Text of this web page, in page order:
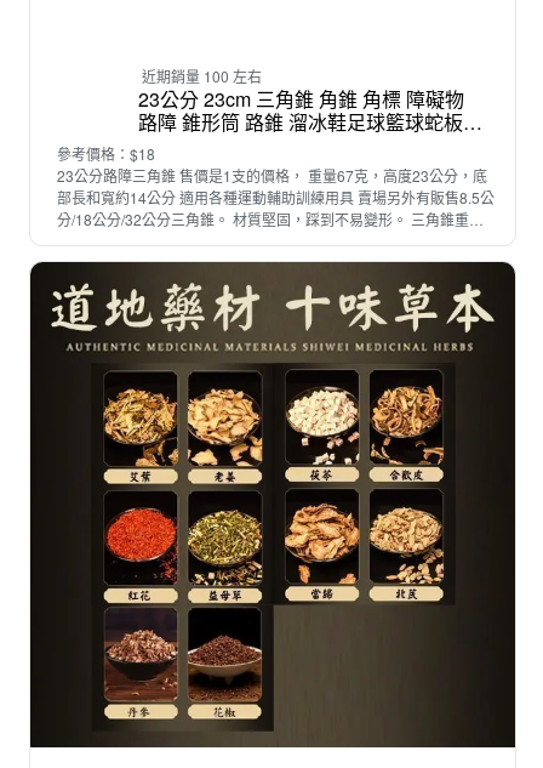
近期銷量 100 左右
23公分 23cm 三角錐 角錐 角標 障礙物
路障 錐形筒 路錐 溜冰鞋足球籃球蛇板滑
板路跑 直排輪三角錐 cones
參考價格：$18
23公分路障三角錐 售價是1支的價格， 重量67克，高度23公分，底
部長和寬約14公分 適用各種運動輔助訓練用具 賣場另外有販售8.5公
分/18公分/32公分三角錐。 材質堅固，踩到不易變形。 三角錐重疊
在一起，要分開的時候，建議用左右來回轉開的方式，延長三角錐使
用壽命。 📣23公分的三角錐數量充足，若有需大量採購，歡迎聯繫
賣家唷✌️✌️ 賣場另有販售 👉 大收納袋可裝23cm--最多裝50個三角錐
，及其他體育用品 👉 三角錐8.5公分 👉 三角錐18公分 👉 三角錐32
公分 👉 圓形角錐 直排輪角錐 足球訓練用三角錐 足球 籃球 排球 棒
球 直排輪三角錐 直排輪專用三角錐 路障錐 反光錐 警示錐 交通錐 安
全錐 反光錐警示錐 安全警示錐 安全警示錐桶 道路警示錐 三角錐路
障 反光錐桶 地錐 路錐套 反光路錐套 加厚塑料錐 停車錐 汽車防撞錐
三角錐 訓練 交通反光錐 錐柄 防撞錐 塑料三角錐 隔離錐 吊錐 橡膠反
光錐 橡膠錐 禁止停車錐 塑料錐 運動用品用具 健身器材 戶外輪滑運
動 訓練比賽表演輪滑樁 訓練障礙物 角錐 障礙 價格最便宜的三角錐
輪滑板 滑板漂移 溜冰 雙龍板 鏢腳 鏢角 標角 標腳 飄移板 溜冰鞋 路
障腳 小型三角錐 迷你三角錐 18公分18cm 7吋 橙色 桔色 橘色 黃色
藍色 紅色 綠色 三角錐 直排輪鞋 溜冰鞋 錐形筒 路錐 障礙物 路障 足
球 蛇板 滑板 舞會道具 套圈圈遊戲 腳踏車訓練 腳踏車訓練用三角錐
機車訓練 機車訓練用三角錐 騎機車訓練 騎機車訓練用三角錐 開車訓
練用路障 橄欖球 敏捷梯 速度訓練 繩梯 8.5公分 23公分 8.5cm 23cm
38公分 38cm 9吋 48公分角錐組 兒童直排輪溜冰鞋 帶孔三角錐 多功
能．30CM．帶孔三角錐 各項體能、運動、訓練可用 田徑 田徑場 路
跑專用三角錐 路跑 飛碟盤 30公分三角錐+100公分長桿、多功能、
直排輪、足球訓練、幼兒訓練、敏捷訓練、田徑、多種用途 三角錐
哪裡買 直排輪三角錐哪裡買 推薦 site:tw cones cone soccer
baseball football site:tw traffic cones games at parties bicycle
obstacle course barricades kids child animal dogs cats team teens